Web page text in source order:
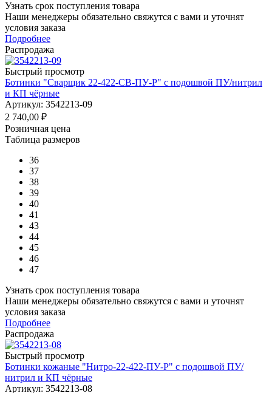
Узнать срок поступления товара
Наши менеджеры обязательно свяжутся с вами и уточнят
условия заказа
Подробнее
Распродажа
Быстрый просмотр
Ботинки "Сварщик 22-422-СВ-ПУ-Р" с подошвой ПУ/нитрил
и КП чёрные
Артикул: 3542213-09
2 740,00 ₽
Розничная цена
Таблица размеров
36
37
38
39
40
41
43
44
45
46
47
Узнать срок поступления товара
Наши менеджеры обязательно свяжутся с вами и уточнят
условия заказа
Подробнее
Распродажа
Быстрый просмотр
Ботинки кожаные "Нитро-22-422-ПУ-Р" с подошвой ПУ/
нитрил и КП чёрные
Артикул: 3542213-08